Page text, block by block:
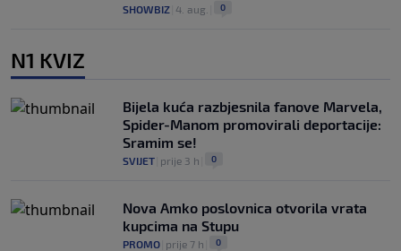
SHOWBIZ 4. aug. 0
N1 KVIZ
Bijela kuća razbjesnila fanove Marvela,
Spider-Manom promovirali deportacije:
Sramim se!
SVIJET prije 3 h 0
Nova Amko poslovnica otvorila vrata
kupcima na Stupu
PROMO prije 7 h 0